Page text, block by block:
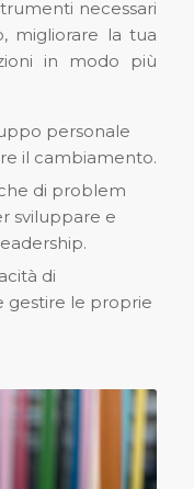
necessari
migliorare la tua
in modo più
personale
il cambiamento.
di problem
sviluppare e
di
gestire le proprie